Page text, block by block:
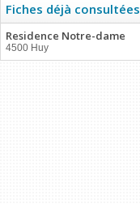
Fiches déjà consultées
Residence Notre-dame
4500 Huy